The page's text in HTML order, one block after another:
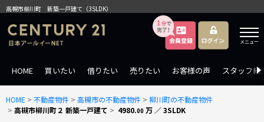
高槻市柳川町 新築一戸建て（3SLDK）
メニュー
HOME 買いたい 借りたい 売りたい お客様の声 スタッフ紹
HOME > 不動産物件 > 高槻市の不動産物件 > 柳川町の不動産物件
> 高槻市柳川町２ 新築一戸建て > 4980.00 万 ／ 3SLDK